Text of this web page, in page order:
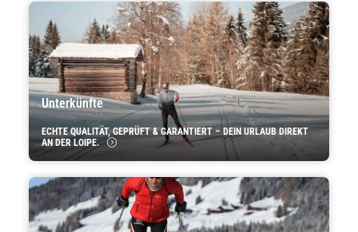
Unterkünfte
ECHTE QUALITÄT, GEPRÜFT & GARANTIERT – DEIN URLAUB DIREKT
AN DER LOIPE.